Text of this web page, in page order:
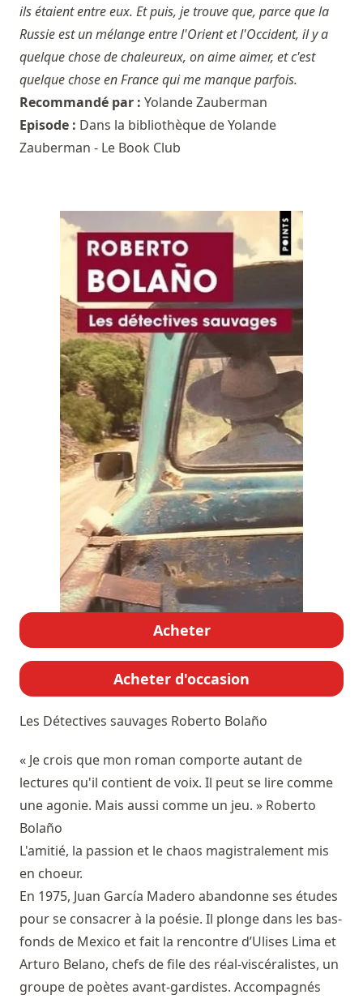
ils étaient entre eux. Et puis, je trouve que, parce que la
Russie est un mélange entre l'Orient et l'Occident, il y a
quelque chose de chaleureux, on aime aimer, et c'est
quelque chose en France qui me manque parfois.
Recommandé par : Yolande Zauberman
Episode : Dans la bibliothèque de Yolande
Zauberman - Le Book Club
Acheter
Acheter d'occasion
Les Détectives sauvages Roberto Bolaño
« Je crois que mon roman comporte autant de
lectures qu'il contient de voix. Il peut se lire comme
une agonie. Mais aussi comme un jeu. » Roberto
Bolaño
L'amitié, la passion et le chaos magistralement mis
en choeur.
En 1975, Juan García Madero abandonne ses études
pour se consacrer à la poésie. Il plonge dans les bas-
fonds de Mexico et fait la rencontre d’Ulises Lima et
Arturo Belano, chefs de file des réal-viscéralistes, un
groupe de poètes avant-gardistes. Accompagnés